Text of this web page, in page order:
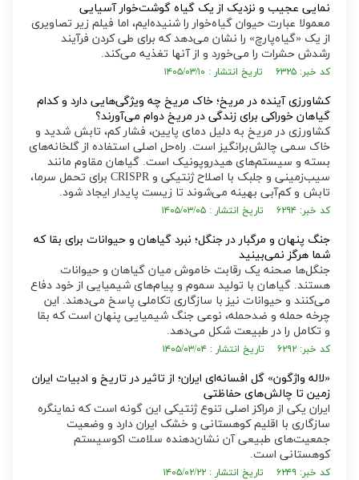
نمایی عجیب و نزدیک از یک گیاه گوشت‌خوار آسیایی
معمولا عبارت حیوان گیاه‌خوار را شنیده‌ایم، اما فیلم زیر تصاویری
از یک «گیاه‌پارچ» را نشان می‌دهد که برای طی کردن فرآیند
رشدش حشرات را می‌خورد و از آنها تغذیه می‌کند.
کد خبر: ۶۳۲۵ تاریخ انتشار : ۱۴۰۵/۰۳/۱۰
کشاورزی آینده در مریخ؛ خاک مریخ چه ویژگی‌هایی دارد و کدام
گیاهان خوراکی برای زندگی در مریخ دوام می‌آورند؟
کشاورزی در مریخ به دلیل دمای پایین، فشار کم، تابش شدید و
خاک سمی چالش‌برانگیز است. راه‌حل اصلی استفاده از گلخانه‌های
بسته و سیستم‌های هیدروپونیک است. گیاهان مقاوم مانند
سیب‌زمینی و جلبک با اصلاح ژنتیکی و CRISPR برای تحمل سرما،
تابش و کم‌آبی بهینه می‌شوند تا زیست پایدار ایجاد شود.
کد خبر: ۶۲۹۴ تاریخ انتشار : ۱۴۰۵/۰۳/۰۵
جنگ پنهان و مرگبار در جنگل؛ نبرد گیاهان و حیوانات برای بقا که
شما هرگز نمی‌بینید
جنگل‌ها صحنه یک رقابت خاموش میان گیاهان و حیوانات
هستند. گیاهان با تولید سموم و پیام‌های شیمیایی از خود دفاع
می‌کنند و حیوانات نیز با سازگاری تکاملی پاسخ می‌دهند. این
چرخه حمله و ضدحمله، نوعی جنگ شیمیایی پنهان است که بقا
و تکامل را در طبیعت شکل می‌دهد.
کد خبر: ۶۲۹۲ تاریخ انتشار : ۱۴۰۵/۰۳/۰۴
«لاله واژگون» گل افسانه‌ای ایران؛ از تاثیر در تاریخ و ادبیات ایران‌
زمین تا چالش‌های حفاظتی
ایران یکی از مراکز اصلی تنوع ژنتیکی این گونه است که نماینگره
سازگاری با اقلیم کوهستانی و خشک ایران دارد و وضعیت
جمعیت‌های طبیعی آن نشان‌دهنده سلامت اکوسیستم
کوهستانی است.
کد خبر: ۶۲۴۹ تاریخ انتشار : ۱۴۰۵/۰۲/۲۲